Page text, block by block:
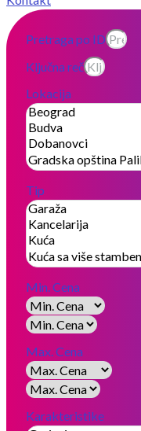
Pretraga po ID
Ključna reč
Lokacija
Tip
Min. Cena
Max. Cena
Karakteristike